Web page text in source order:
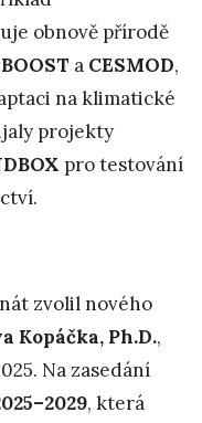
obnově přírodě
a CESMOD,
na klimatické
projekty
pro testování
zvolil nového
Kopáčka, Ph.D.,
Na zasedání
, která